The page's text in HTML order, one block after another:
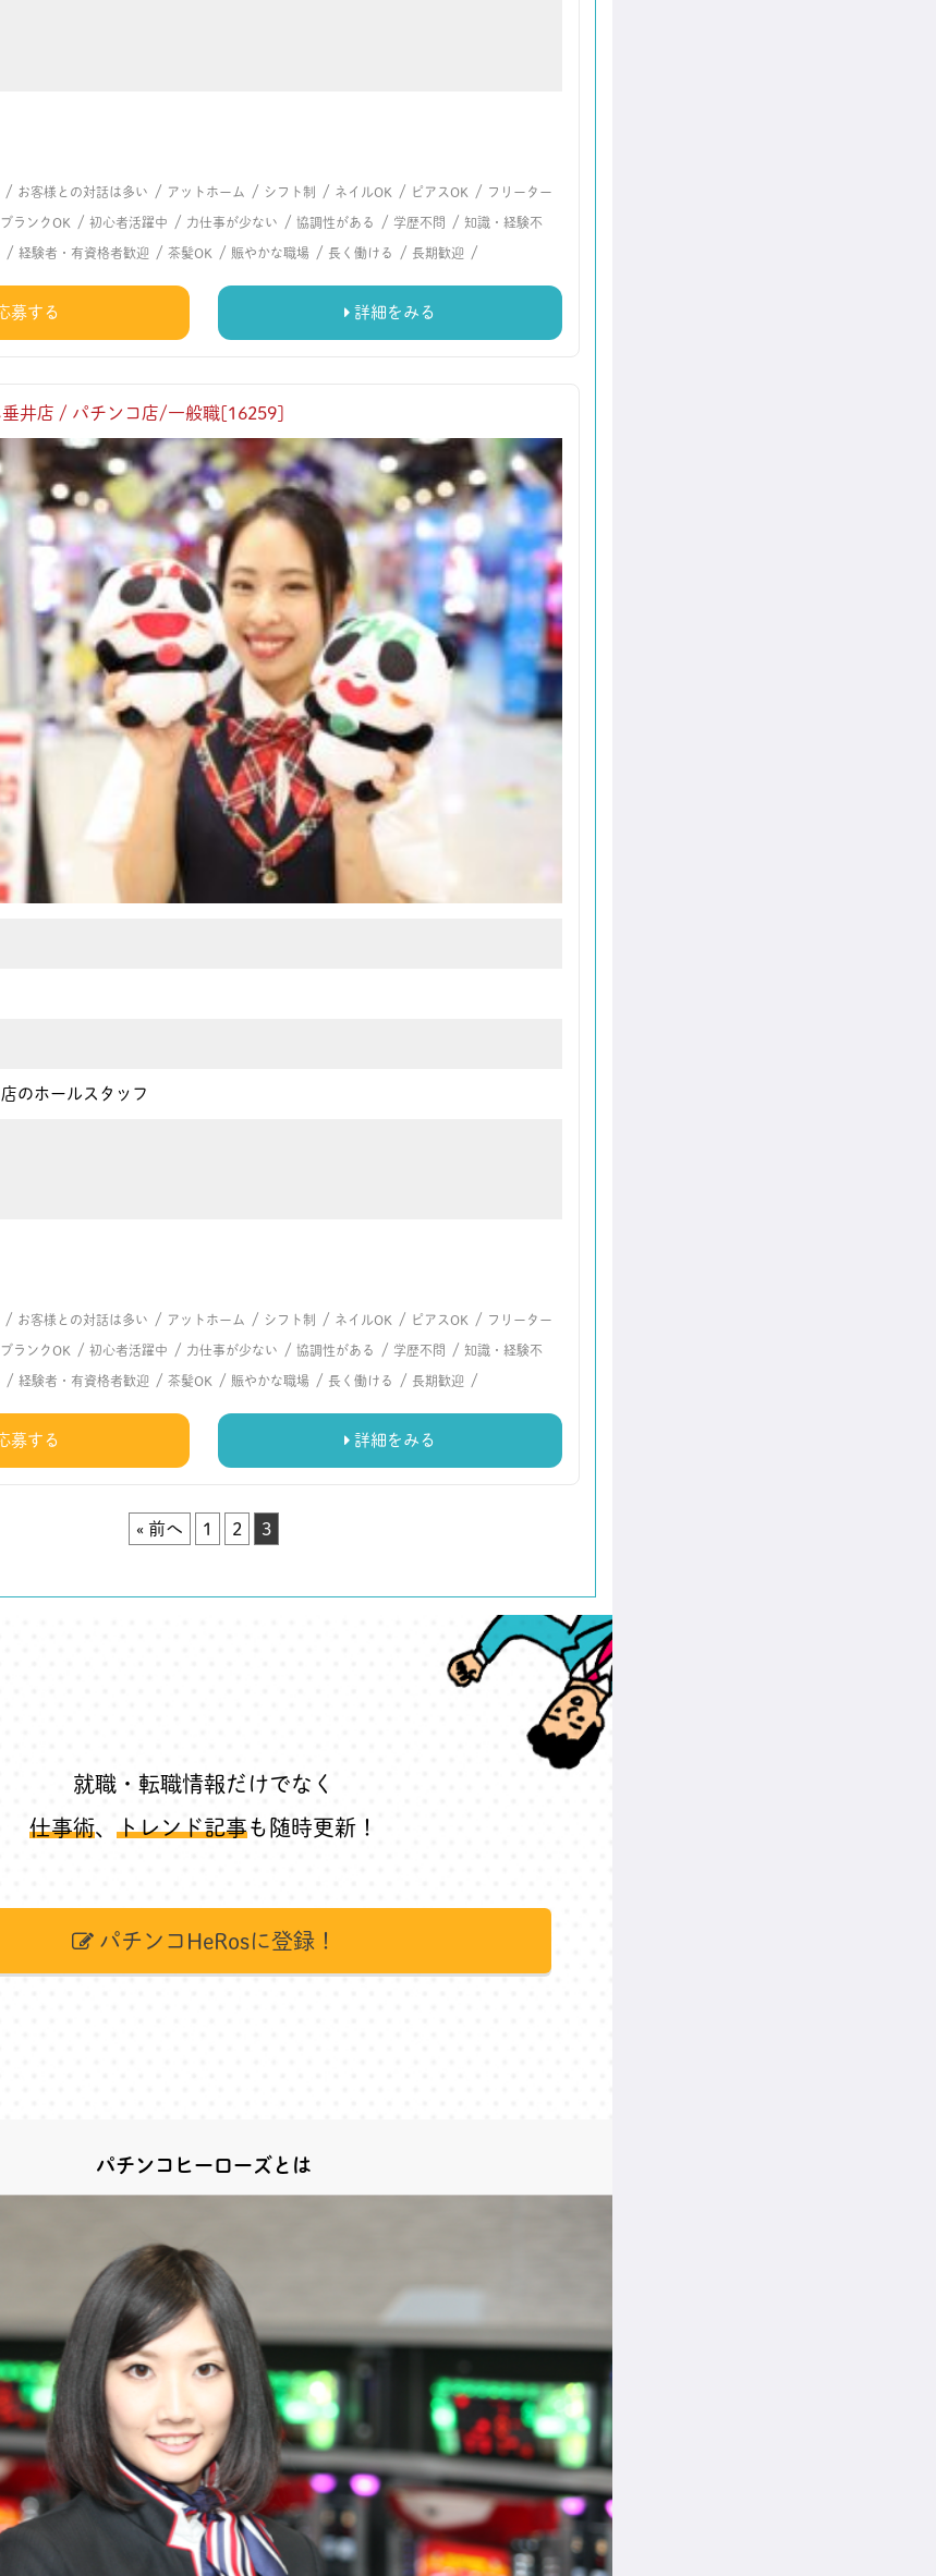
/ お客様との対話は多い / アットホーム / シフト制 / ネイルOK / ピアスOK / フリーター
ブランクOK / 初心者活躍中 / 力仕事が少ない / 協調性がある / 学歴不問 / 知識・経験不
/ 経験者・有資格者歓迎 / 茶髪OK / 賑やかな職場 / 長く働ける / 長期歓迎 /
募する 詳細をみる
井店 / パチンコ店/一般職[16259]
のホールスタッフ
/ お客様との対話は多い / アットホーム / シフト制 / ネイルOK / ピアスOK / フリーター
ブランクOK / 初心者活躍中 / 力仕事が少ない / 協調性がある / 学歴不問 / 知識・経験不
/ 経験者・有資格者歓迎 / 茶髪OK / 賑やかな職場 / 長く働ける / 長期歓迎 /
募する 詳細をみる
« 前へ 1 2 3
就職・転職情報だけでなく
仕事術、 トレンド記事も随時更新！
パチンコHeRosに登録！
パチンコヒーローズとは